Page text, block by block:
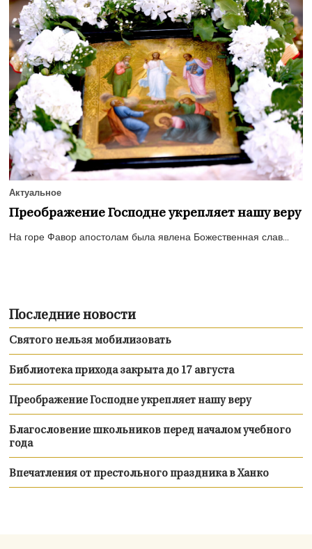
Актуальное
Преображение Господне укрепляет нашу веру
На горе Фавор апостолам была явлена Божественная слав...
Последние новости
Святого нельзя мобилизовать
Библиотека прихода закрыта до 17 августа
Преображение Господне укрепляет нашу веру
Благословение школьников перед началом учебного
года
Впечатления от престольного праздника в Ханко